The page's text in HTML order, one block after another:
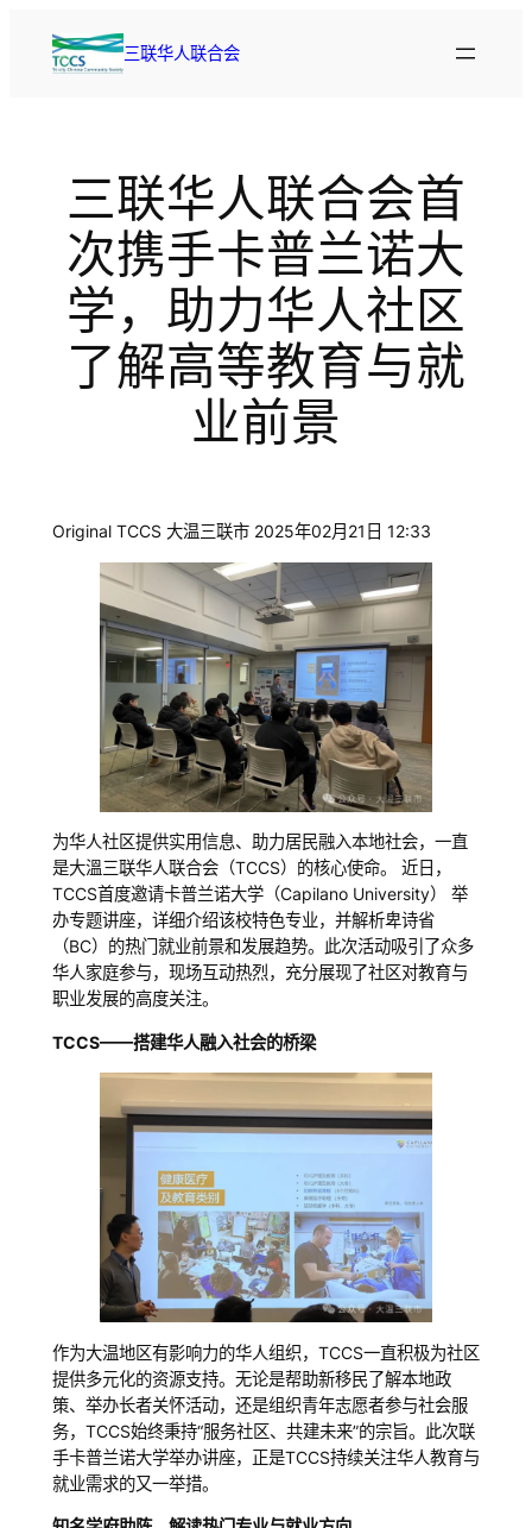
三联华人联合会
三联华人联合会首
次携手卡普兰诺大
学，助力华人社区
了解高等教育与就
业前景
Original TCCS 大温三联市 2025年02月21日 12:33
为华人社区提供实用信息、助力居民融入本地社会，一直
是大溫三联华人联合会（TCCS）的核心使命。 近日，
TCCS首度邀请卡普兰诺大学（Capilano University） 举
办专题讲座，详细介绍该校特色专业，并解析卑诗省
（BC）的热门就业前景和发展趋势。此次活动吸引了众多
华人家庭参与，现场互动热烈，充分展现了社区对教育与
职业发展的高度关注。
TCCS——搭建华人融入社会的桥梁
作为大温地区有影响力的华人组织，TCCS一直积极为社区
提供多元化的资源支持。无论是帮助新移民了解本地政
策、举办长者关怀活动，还是组织青年志愿者参与社会服
务，TCCS始终秉持“服务社区、共建未来”的宗旨。此次联
手卡普兰诺大学举办讲座，正是TCCS持续关注华人教育与
就业需求的又一举措。